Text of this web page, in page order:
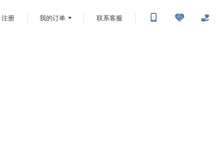
注册 我的订单 联系客服